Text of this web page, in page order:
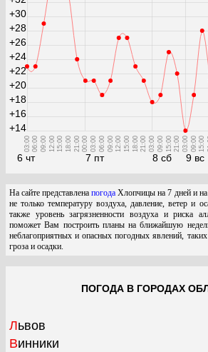
6 чт
03:0006:00 09:00 12:0015:00 18:00 21:00
7 пт
00:00 03:00 06:00 09:0012:00 15:00 18:0021:00
8 сб
03:00 09:00 15:0021:00
9 вс
03:00 09:0015:00
+14
+16
+18
+20
+22
+24
+26
+28
+30
На сайте представленапогода Хлопчицы на 7 дней и
не только температуру воздуха, давление, ветер и
также уровень загрязненности воздуха и риска
поможет Вам построить планы на ближайшую
неблагоприятных и опасных погодных явлений,
гроза и осадки.
ПОГОДА В ГОРОДАХ
Львов
Винники